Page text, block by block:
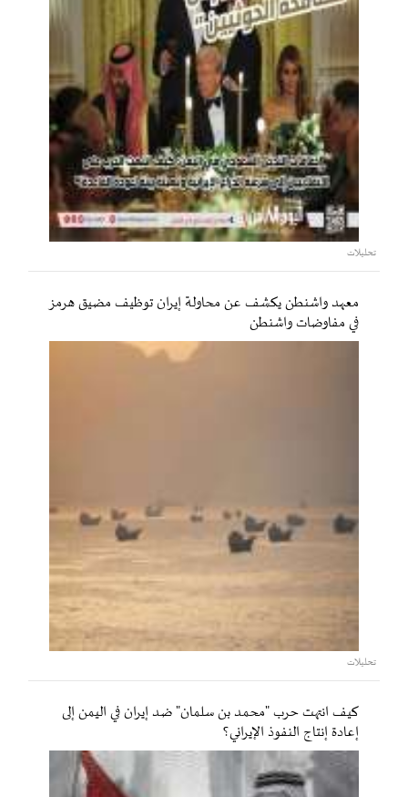
تحليلات
معهد واشنطن يكشف عن محاولة إيران توظيف مضيق هرمز
في مفاوضات واشنطن
تحليلات
كيف انتهت حرب "محمد بن سلمان" ضد إيران في اليمن إلى
إعادة إنتاج النفوذ الإيراني؟